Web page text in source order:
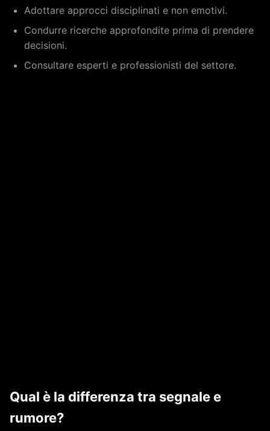
Adottare approcci disciplinati e non emotivi.
Condurre ricerche approfondite prima di prendere
decisioni.
Consultare esperti e professionisti del settore.
Qual è la differenza tra segnale e
rumore?